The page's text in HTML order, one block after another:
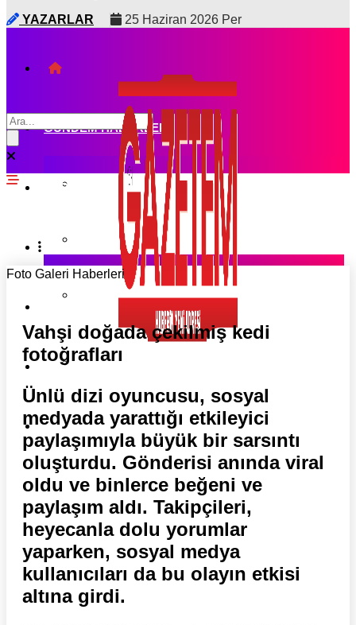
YAZARLAR
25 Haziran 2026 Per
GÜNDEM HABERLERI
EKONOMI HABERLERI
POLITIKA HABERLERI
MAGAZIN HABERLERI
SPOR HABERLERI
RÖPORTAJLAR
YAZARLAR
RESMI İLANLAR
KÜNYE
Foto Galeri Haberleri
Vahşi doğada çekilmiş kedi
fotoğrafları
Ünlü dizi oyuncusu, sosyal
medyada yarattığı etkileyici
paylaşımıyla büyük bir sarsıntı
oluşturdu. Gönderisi anında viral
oldu ve binlerce beğeni ve
paylaşım aldı. Takipçileri,
heyecanla dolu yorumlar
yaparken, sosyal medya
kullanıcıları da bu olayın etkisi
altına girdi.